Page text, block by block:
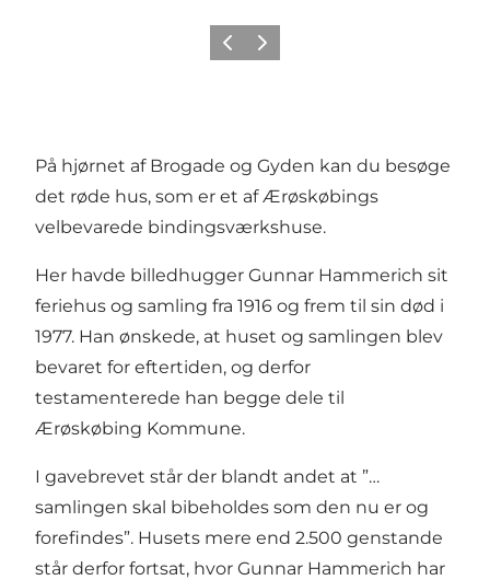
ForrigeNæste
På hjørnet af Brogade og Gyden kan du besøge
det røde hus, som er et af Ærøskøbings
velbevarede bindingsværkshuse.
Her havde billedhugger Gunnar Hammerich sit
feriehus og samling fra 1916 og frem til sin død i
1977. Han ønskede, at huset og samlingen blev
bevaret for eftertiden, og derfor
testamenterede han begge dele til
Ærøskøbing Kommune.
I gavebrevet står der blandt andet at ”…
samlingen skal bibeholdes som den nu er og
forefindes”. Husets mere end 2.500 genstande
står derfor fortsat, hvor Gunnar Hammerich har